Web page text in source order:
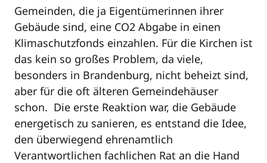
Gemeinden, die ja Eigentümerinnen ihrer
Gebäude sind, eine CO2 Abgabe in einen
Klimaschutzfonds einzahlen. Für die Kirchen ist
das kein so großes Problem, da viele,
besonders in Brandenburg, nicht beheizt sind,
aber für die oft älteren Gemeindehäuser
schon. Die erste Reaktion war, die Gebäude
energetisch zu sanieren, es entstand die Idee,
den überwiegend ehrenamtlich
Verantwortlichen fachlichen Rat an die Hand